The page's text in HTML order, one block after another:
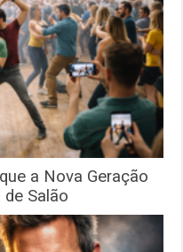
a Nova Geração
Salão